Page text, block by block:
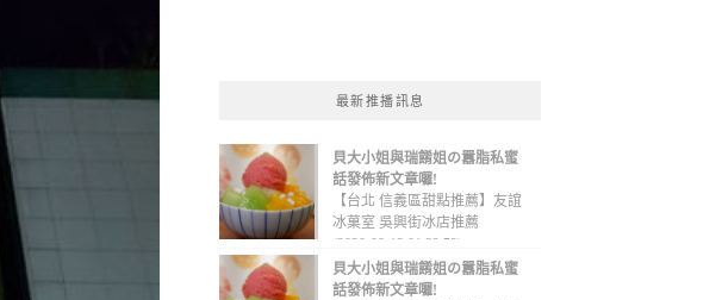
最新推播訊息
貝大小姐與瑞餚姐の囂脂私蜜
話發佈新文章囉!
【台北 信義區甜點推薦】友誼
冰菓室 吳興街冰店推薦
(2020-09-13 01:32:52)
貝大小姐與瑞餚姐の囂脂私蜜
話發佈新文章囉!